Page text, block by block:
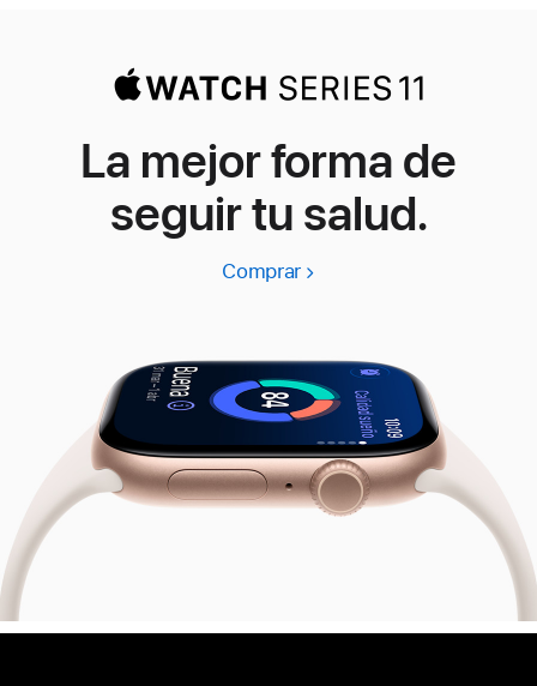
La mejor forma de
seguir tu salud.
ComprarApple
11